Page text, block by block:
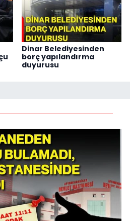
Dinar Belediyesinden
borç yapılandırma
duyurusu